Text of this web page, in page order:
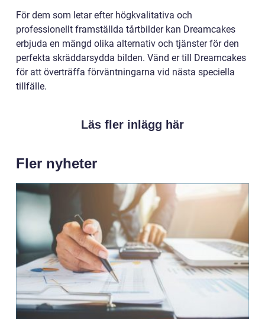
För dem som letar efter högkvalitativa och
professionellt framställda tårtbilder kan Dreamcakes
erbjuda en mängd olika alternativ och tjänster för den
perfekta skräddarsydda bilden. Vänd er till Dreamcakes
för att överträffa förväntningarna vid nästa speciella
tillfälle.
Läs fler inlägg här
Fler nyheter